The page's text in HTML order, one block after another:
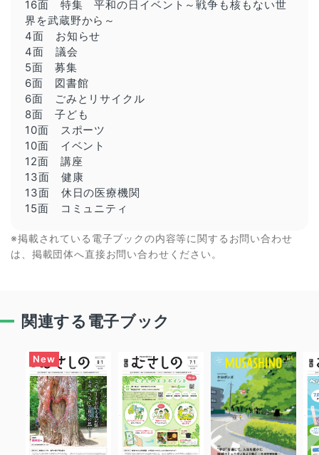
16面 特集 平和の日イベント～戦争も核もない世
界を武蔵野から～
4面 お知らせ
4面 議会
5面 募集
6面 図書館
6面 ごみとリサイクル
8面 子ども
10面 スポーツ
10面 イベント
12面 講座
13面 健康
13面 休日の医療機関
15面 コミュニティ
※掲載されている電子ブックの内容等に関するお問い合わせ
は、掲載団体へ直接お問い合わせください。
関連する電子ブック